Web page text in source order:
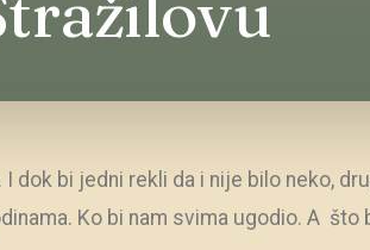
I dok bi jedni rekli da i nije bilo neko,
Ko bi nam svima ugodio. A što